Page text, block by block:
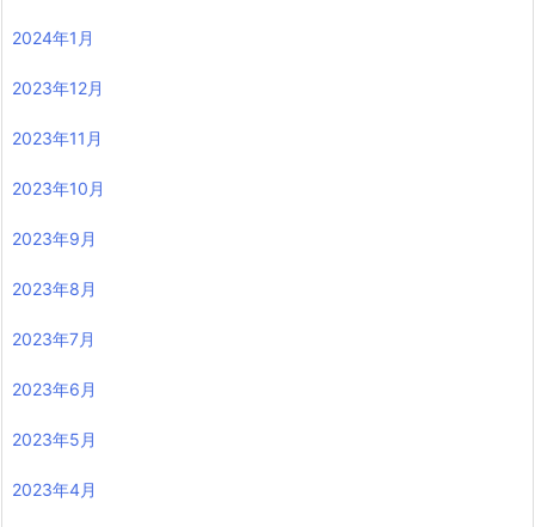
2024年1月
2023年12月
2023年11月
2023年10月
2023年9月
2023年8月
2023年7月
2023年6月
2023年5月
2023年4月